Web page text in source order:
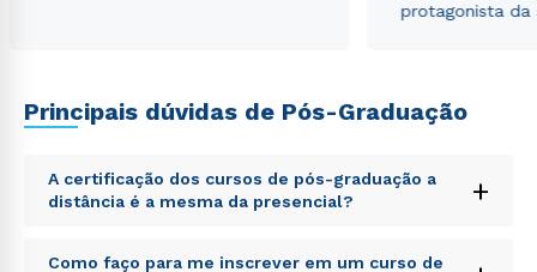
protagonista da
Principais dúvidas de Pós-Graduação
A certificação dos cursos de pós-graduação a
distância é a mesma da presencial?
+
Sed ut perspiciatis unde omnis iste natus error sit
Como faço para me inscrever em um curso de